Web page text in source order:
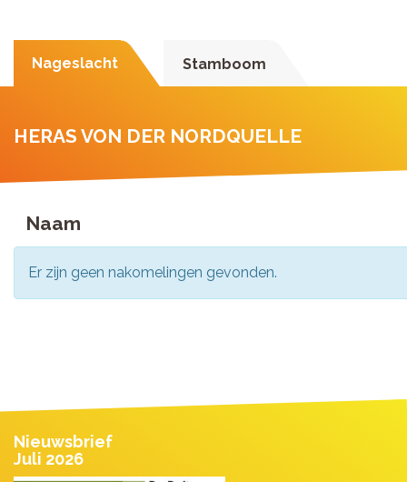
Nageslacht Stamboom
HERAS VON DER NORDQUELLE
Naam
Er zijn geen nakomelingen gevonden.
Nieuwsbrief
Juli 2026